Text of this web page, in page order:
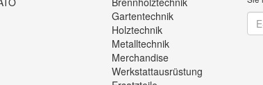
Gartentechnik
Holztechnik
Metalltechnik
Merchandise
Werkstattausrüstung